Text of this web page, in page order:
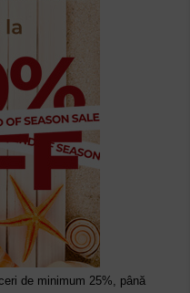
de minimum 25%, până